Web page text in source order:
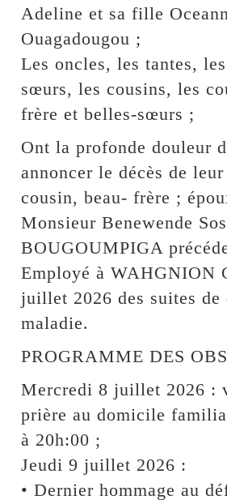
Adeline et sa fille
Ouagadougou ;
Les oncles, les tantes,
sœurs, les cousins, les
frère et belles-sœurs ;
Ont la profonde douleur
annoncer le décès de
cousin, beau- frère ;
Monsieur Benewende
BOUGOUMPIGA
Employé à WAHGNION
juillet 2026 des suites de
maladie.
PROGRAMME DES
Mercredi 8 juillet 2026 :
prière au domicile
à 20h:00 ;
Jeudi 9 juillet 2026 :
• Dernier hommage au